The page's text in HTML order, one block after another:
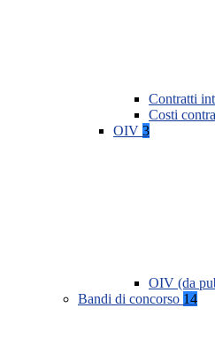
Contratti
Costi
OIV 3
OIV (da
Bandi di concorso 14